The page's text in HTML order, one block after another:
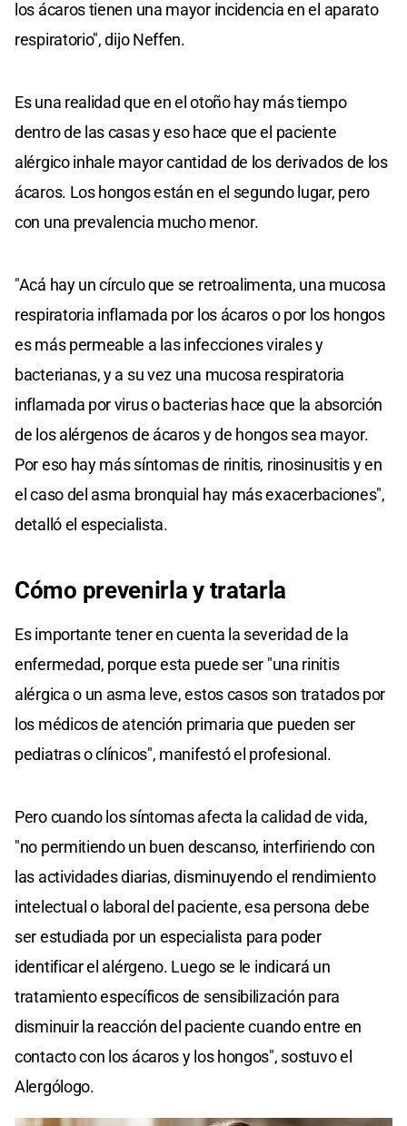
los ácaros tienen una mayor incidencia en el aparato
respiratorio", dijo Neffen.
Es una realidad que en el otoño hay más tiempo
dentro de las casas y eso hace que el paciente
alérgico inhale mayor cantidad de los derivados de los
ácaros. Los hongos están en el segundo lugar, pero
con una prevalencia mucho menor.
"Acá hay un círculo que se retroalimenta, una mucosa
respiratoria inflamada por los ácaros o por los hongos
es más permeable a las infecciones virales y
bacterianas, y a su vez una mucosa respiratoria
inflamada por virus o bacterias hace que la absorción
de los alérgenos de ácaros y de hongos sea mayor.
Por eso hay más síntomas de rinitis, rinosinusitis y en
el caso del asma bronquial hay más exacerbaciones",
detalló el especialista.
Cómo prevenirla y tratarla
Es importante tener en cuenta la severidad de la
enfermedad, porque esta puede ser "una rinitis
alérgica o un asma leve, estos casos son tratados por
los médicos de atención primaria que pueden ser
pediatras o clínicos", manifestó el profesional.
Pero cuando los síntomas afecta la calidad de vida,
"no permitiendo un buen descanso, interfiriendo con
las actividades diarias, disminuyendo el rendimiento
intelectual o laboral del paciente, esa persona debe
ser estudiada por un especialista para poder
identificar el alérgeno. Luego se le indicará un
tratamiento específicos de sensibilización para
disminuir la reacción del paciente cuando entre en
contacto con los ácaros y los hongos", sostuvo el
Alergólogo.